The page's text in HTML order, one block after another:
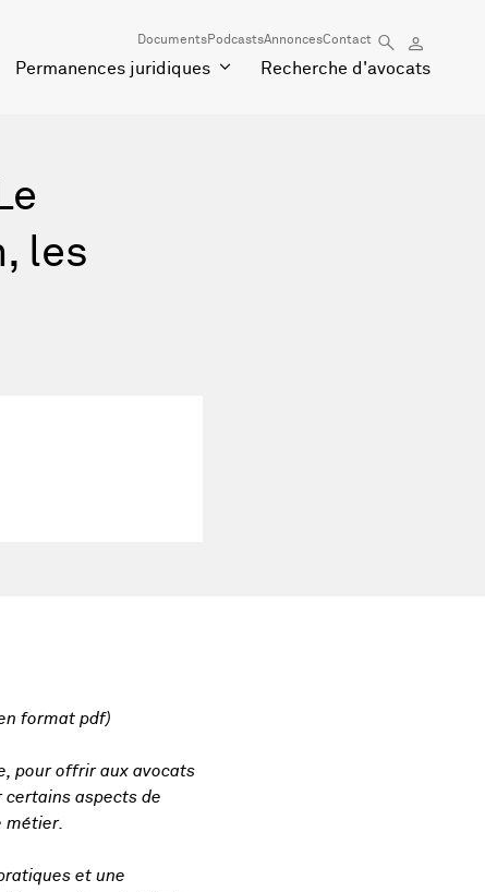
DocumentsPodcastsAnnoncesContact
Permanences juridiques Recherche d'avocats
les
format pdf)
pour offrir aux avocats
aspects de
métier.
et une